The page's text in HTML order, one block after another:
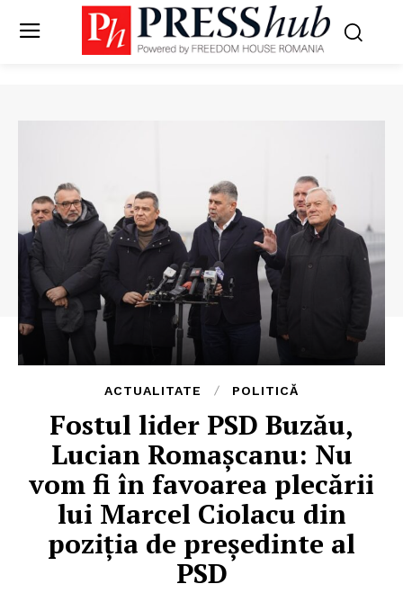
ACTUALITATE POLITICĂ
Fostul lider PSD Buzău,
Lucian Romaşcanu: Nu
vom fi în favoarea plecării
lui Marcel Ciolacu din
poziţia de preşedinte al
PSD